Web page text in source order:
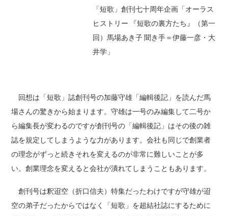
「短歌」創刊七十周年企画「オーラス
ヒストリー 『短歌の裏方たち』（第一
回）馬場あき子 聞き手＝伊藤一彦・大
井学」
回想は「短歌」誌創刊号の加藤守雄「編輯後記」を読んだ馬
場さんの驚きから始まります。守雄は一号のみ編集して二号か
ら編集長が変わるのですが創刊号の「編輯後記」はその後の雑
誌を規定してしまうような力があります。会社も同じで創業者
の理念がずっと続きそれを変えるのが非常に難しいことが多
い。創業理念を変えると会社が潰れてしまうこともあります。
創刊号は釈迢空（折口信夫）特集だったわけですが守雄が迢
空の弟子だったからではなく「短歌」を超結社誌にするために